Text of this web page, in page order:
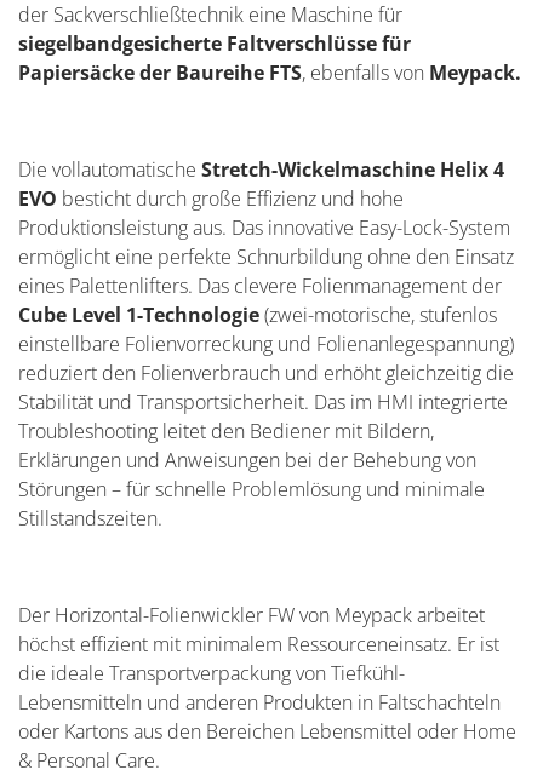
der Sackverschließtechnik eine Maschine für
siegelbandgesicherte Faltverschlüsse für
Papiersäcke der Baureihe FTS, ebenfalls von Meypack.
Die vollautomatische Stretch-Wickelmaschine Helix 4
EVO besticht durch große Effizienz und hohe
Produktionsleistung aus. Das innovative Easy-Lock-System
ermöglicht eine perfekte Schnurbildung ohne den Einsatz
eines Palettenlifters. Das clevere Folienmanagement der
Cube Level 1-Technologie(zwei-motorische, stufenlos
einstellbare Folienvorreckung und Folienanlegespannung)
reduziert den Folienverbrauch und erhöht gleichzeitig die
Stabilität und Transportsicherheit. Das im HMI integrierte
Troubleshooting leitet den Bediener mit Bildern,
Erklärungen und Anweisungen bei der Behebung von
Störungen – für schnelle Problemlösung und minimale
Stillstandszeiten.
Der Horizontal-Folienwickler FW von Meypack arbeitet
höchst effizient mit minimalem Ressourceneinsatz. Er ist
die ideale Transportverpackung von Tiefkühl-
Lebensmitteln und anderen Produkten in Faltschachteln
oder Kartons aus den Bereichen Lebensmittel oder Home
& Personal Care.